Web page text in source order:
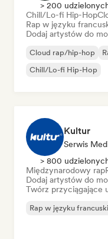
> 200
Chill/Lo-fi Hip-Hop
Rap w języku
Dodaj artystów do
Cloud rap/hip-hop
Chill/Lo-fi Hip-Hop
Kultur
> 800
Międzynarodowy rap
Dodaj artystów do
Twórz przyciągające
Rap w języku